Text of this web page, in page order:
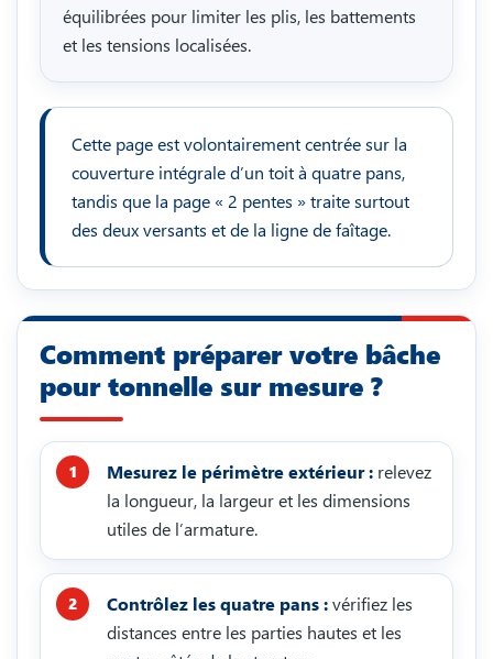
équilibrées pour limiter les plis, les battements
et les tensions localisées.
Cette page est volontairement centrée sur la
couverture intégrale d’un toit à quatre pans,
tandis que la page « 2 pentes » traite surtout
des deux versants et de la ligne de faîtage.
Comment préparer votre bâche
pour tonnelle sur mesure ?
Mesurez le périmètre extérieur : relevez
la longueur, la largeur et les dimensions
utiles de l’armature.
Contrôlez les quatre pans :vérifiez les
distances entre les parties hautes et les